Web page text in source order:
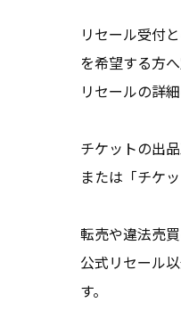
リセール受付
を希望する方
リセールの詳
チケットの出
または「チケ
転売や違法売買
公式リセール
す。